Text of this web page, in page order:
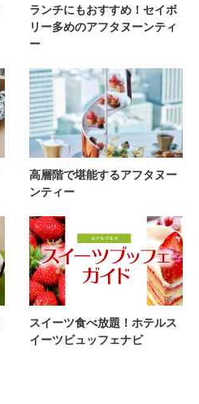
ランチにもおすすめ！セイボ
リー多めのアフタヌーンティ
ー
高層階で堪能するアフタヌー
ンティー
スイーツ食べ放題！ホテルス
イーツビュッフェナビ